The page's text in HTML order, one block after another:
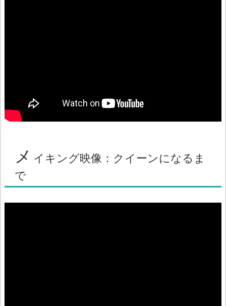
メ イキング映像：クイーンになるま
で